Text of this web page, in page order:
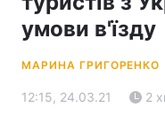
умови в'їзду
МАРИНА ГРИГОРЕНКО
12:15, 24.03.21 2